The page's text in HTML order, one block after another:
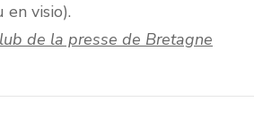
visio).
de la presse de Bretagne